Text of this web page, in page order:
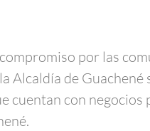
por las
Alcaldía de
cuentan con